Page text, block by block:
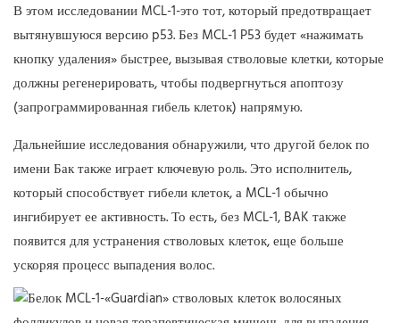
В этом исследовании MCL-1-это тот, который предотвращает
вытянувшуюся версию p53. Без MCL-1 P53 будет «нажимать
кнопку удаления» быстрее, вызывая стволовые клетки, которые
должны регенерировать, чтобы подвергнуться апоптозу
(запрограммированная гибель клеток) напрямую.
Дальнейшие исследования обнаружили, что другой белок по
имени Бак также играет ключевую роль. Это исполнитель,
который способствует гибели клеток, а MCL-1 обычно
ингибирует ее активность. То есть, без MCL-1, BAK также
появится для устранения стволовых клеток, еще больше
ускоряя процесс выпадения волос.